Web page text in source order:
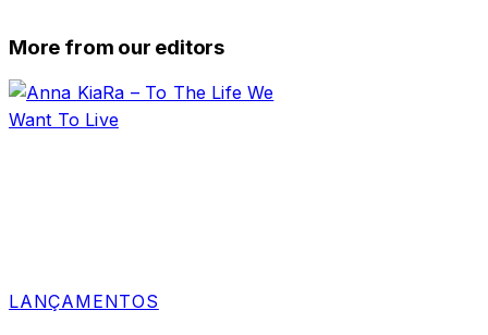
More from our editors
LANÇAMENTOS